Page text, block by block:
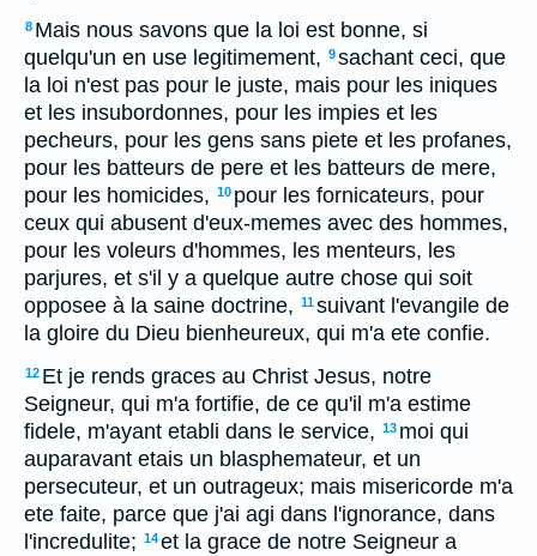
8 Mais nous savons que la loi est bonne, si
quelqu'un en use legitimement, 9sachant ceci, que
la loi n'est pas pour le juste, mais pour les iniques
et les insubordonnes, pour les impies et les
pecheurs, pour les gens sans piete et les profanes,
pour les batteurs de pere et les batteurs de mere,
pour les homicides, 10 pour les fornicateurs, pour
ceux qui abusent d'eux-memes avec des hommes,
pour les voleurs d'hommes, les menteurs, les
parjures, et s'il y a quelque autre chose qui soit
opposee à la saine doctrine, 11suivant l'evangile de
la gloire du Dieu bienheureux, qui m'a ete confie.
12 Et je rends graces au Christ Jesus, notre
Seigneur, qui m'a fortifie, de ce qu'il m'a estime
fidele, m'ayant etabli dans le service, 13 moi qui
auparavant etais un blasphemateur, et un
persecuteur, et un outrageux; mais misericorde m'a
ete faite, parce que j'ai agi dans l'ignorance, dans
l'incredulite; 14et la grace de notre Seigneur a